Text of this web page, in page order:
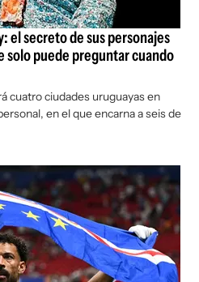
el secreto de sus personajes
solo puede preguntar cuando
cuatro ciudades uruguayas en
en el que encarna a seis de